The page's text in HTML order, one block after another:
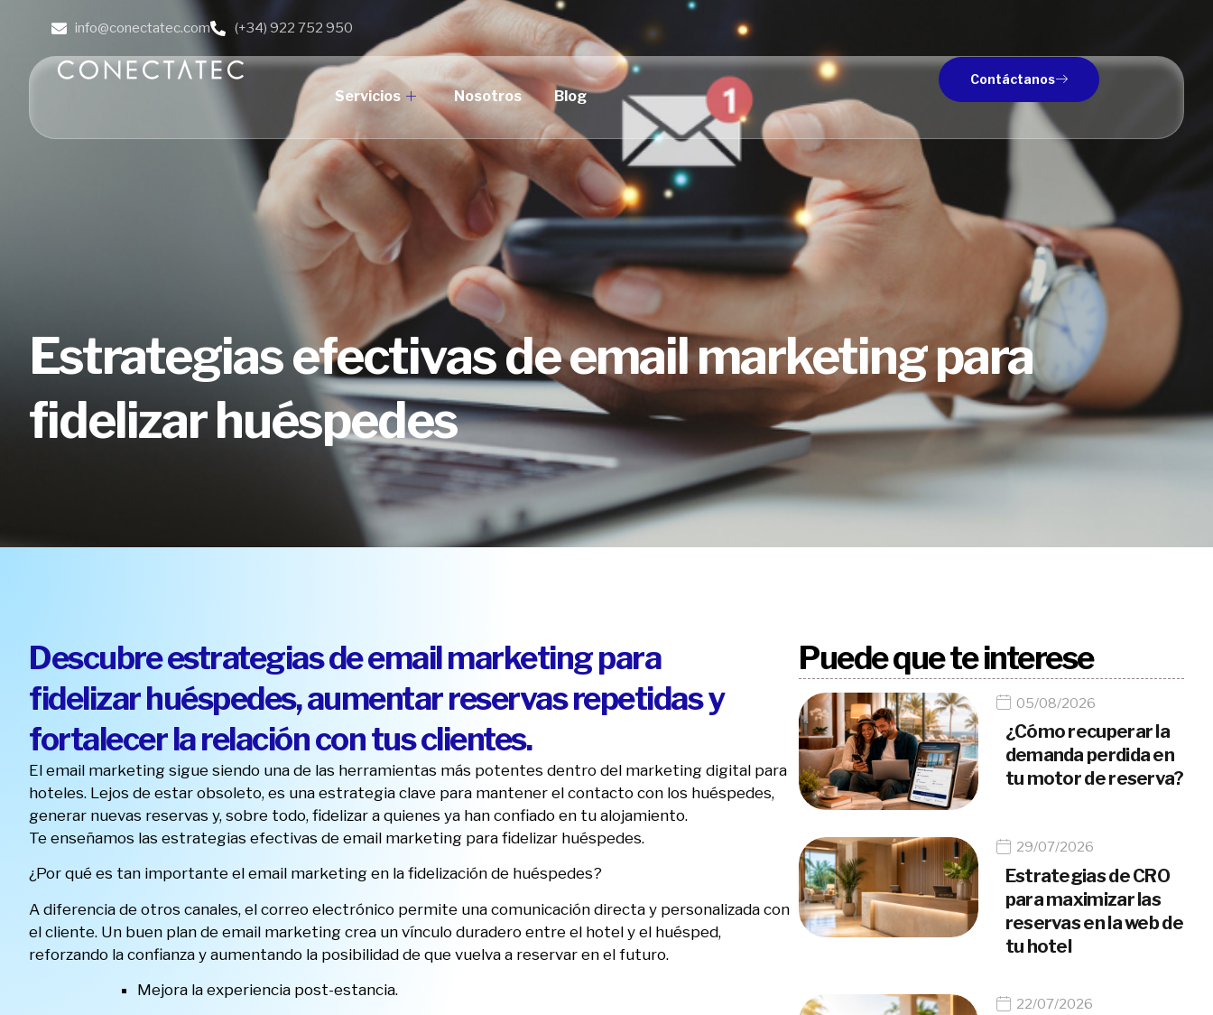
info@conectatec.com (+34) 922 752 950
Servicios Nosotros Blog
Contáctanos
Estrategias efectivas de email marketing para
fidelizar huéspedes
Descubre estrategias de email marketing para
fidelizar huéspedes, aumentar reservas repetidas y
fortalecer la relación con tus clientes.
El email marketing sigue siendo una de las herramientas más potentes dentro del marketing digital para
hoteles. Lejos de estar obsoleto, es una estrategia clave para mantener el contacto con los huéspedes,
generar nuevas reservas y, sobre todo, fidelizar a quienes ya han confiado en tu alojamiento.
Te enseñamos las estrategias efectivas de email marketing para fidelizar huéspedes.
¿Por qué es tan importante el email marketing en la fidelización de huéspedes?
A diferencia de otros canales, el correo electrónico permite una comunicación directa y personalizada con
el cliente. Un buen plan de email marketing crea un vínculo duradero entre el hotel y el huésped,
reforzando la confianza y aumentando la posibilidad de que vuelva a reservar en el futuro.
Mejora la experiencia post-estancia.
Puede que te interese
05/08/2026
¿Cómo recuperar la
demanda perdida en
tu motor de reserva?
29/07/2026
Estrategias de CRO
para maximizar las
reservas en la web de
tu hotel
22/07/2026